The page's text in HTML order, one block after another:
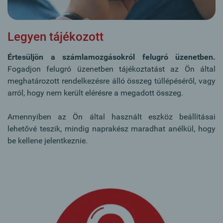
Legyen tájékozott
Értesüljön a számlamozgásokról felugró üzenetben.
Fogadjon felugró üzenetben tájékoztatást az Ön által
meghatározott rendelkezésre álló összeg túllépéséről, vagy
arról, hogy nem került elérésre a megadott összeg.
Amennyiben az Ön által használt eszköz beállításai
lehetővé teszik, mindig naprakész maradhat anélkül, hogy
be kellene jelentkeznie.